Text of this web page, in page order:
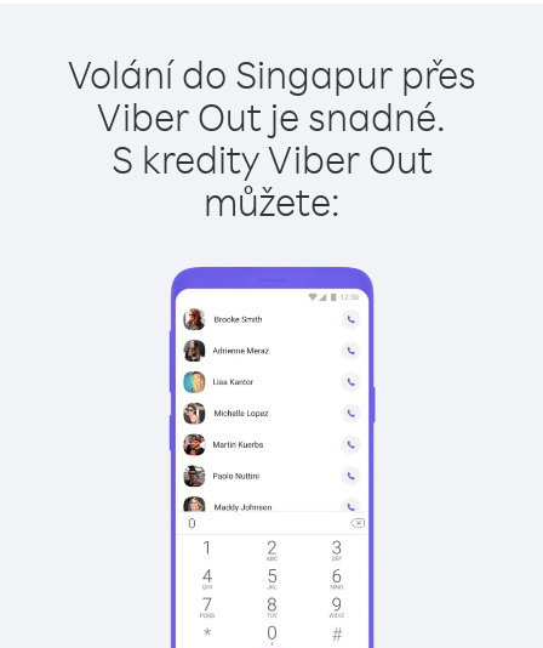
Volání do Singapur přes
Viber Out je snadné.
S kredity Viber Out
můžete: